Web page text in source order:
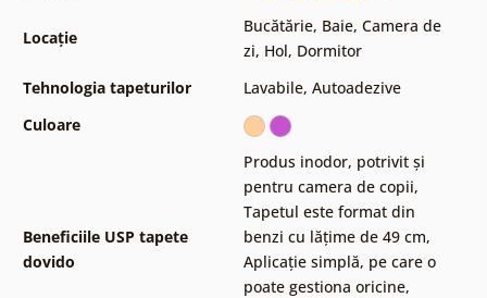
Locație
Bucătărie, Baie, Camera de
zi, Hol, Dormitor
Tehnologia tapeturilor
Lavabile, Autoadezive
Culoare
Beneficiile USP tapete
dovido
Produs inodor, potrivit și
pentru camera de copii,
Tapetul este format din
benzi cu lățime de 49 cm,
Aplicație simplă, pe care o
poate gestiona oricine,